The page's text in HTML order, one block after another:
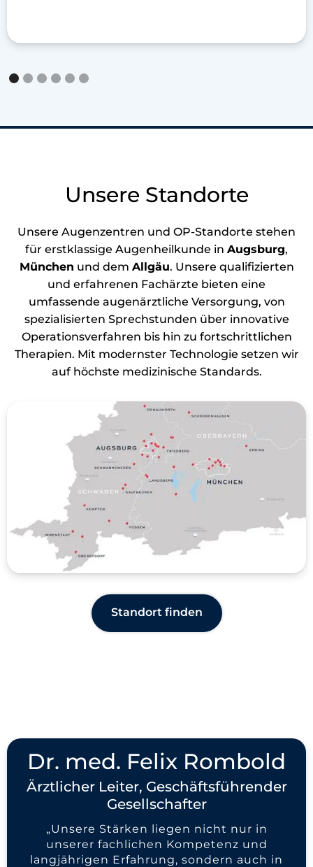
Unsere Standorte
Unsere Augenzentren und OP-Standorte stehen
für erstklassige Augenheilkunde in Augsburg,
München und dem Allgäu. Unsere qualifizierten
und erfahrenen Fachärzte bieten eine
umfassende augenärztliche Versorgung, von
spezialisierten Sprechstunden über innovative
Operationsverfahren bis hin zu fortschrittlichen
Therapien. Mit modernster Technologie setzen wir
auf höchste medizinische Standards.
Standort finden
Dr. med. Felix Rombold
Ärztlicher Leiter, Geschäftsführender
Gesellschafter
„Unsere Stärken liegen nicht nur in
unserer fachlichen Kompetenz und
langjährigen Erfahrung, sondern auch in